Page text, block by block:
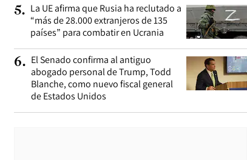
5. La UE afirma que Rusia ha reclutado a
“más de 28.000 extranjeros de 135
países” para combatir en Ucrania
6. El Senado confirma al antiguo
abogado personal de Trump, Todd
Blanche, como nuevo fiscal general
de Estados Unidos